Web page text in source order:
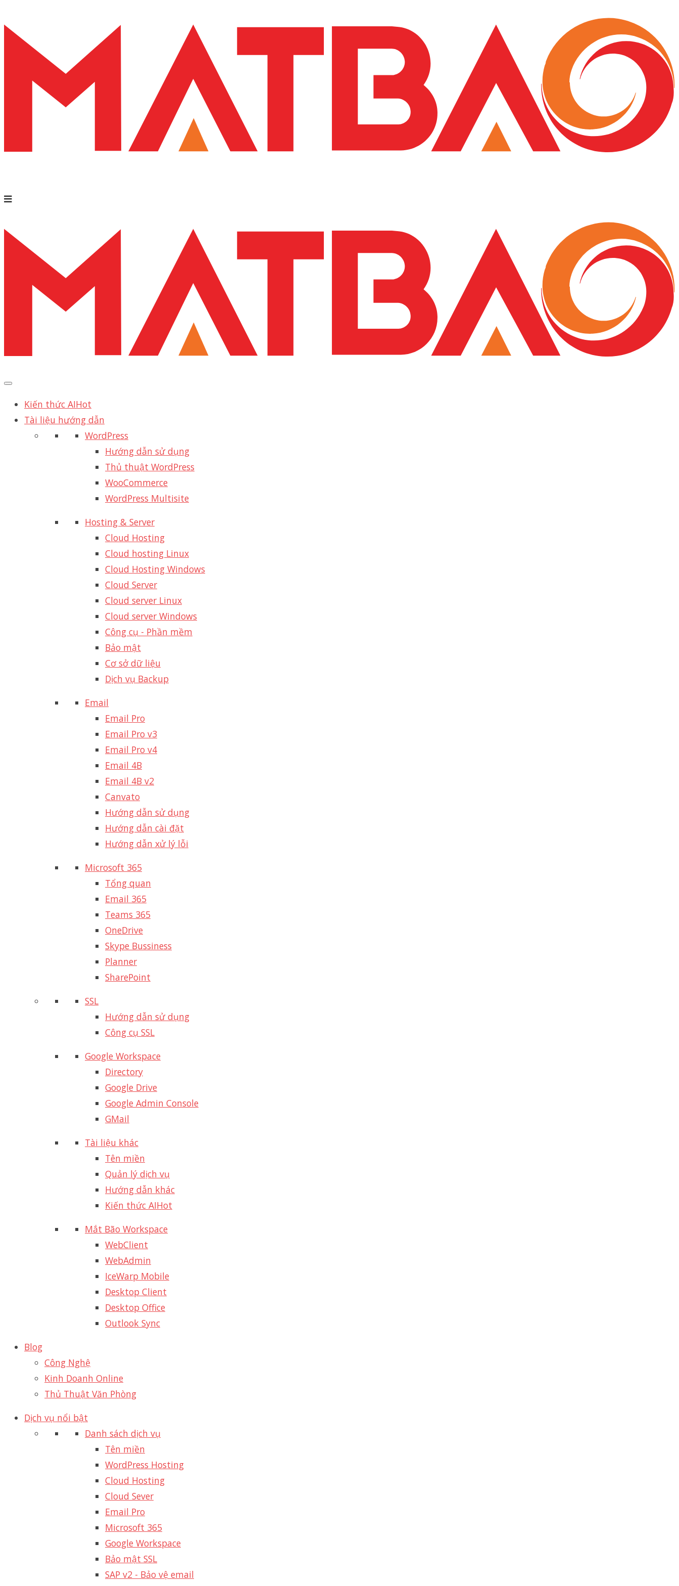
Kiến thức AIHot
Tài liệu hướng dẫn
WordPress
Hướng dẫn sử dụng
Thủ thuật WordPress
WooCommerce
WordPress Multisite
Hosting & Server
Cloud Hosting
Cloud hosting Linux
Cloud Hosting Windows
Cloud Server
Cloud server Linux
Cloud server Windows
Công cụ - Phần mềm
Bảo mật
Cơ sở dữ liệu
Dịch vụ Backup
Email
Email Pro
Email Pro v3
Email Pro v4
Email 4B
Email 4B v2
Canvato
Hướng dẫn sử dụng
Hướng dẫn cài đặt
Hướng dẫn xử lý lỗi
Microsoft 365
Tổng quan
Email 365
Teams 365
OneDrive
Skype Bussiness
Planner
SharePoint
SSL
Hướng dẫn sử dụng
Công cụ SSL
Google Workspace
Directory
Google Drive
Google Admin Console
GMail
Tài liệu khác
Tên miền
Quản lý dịch vụ
Hướng dẫn khác
Kiến thức AIHot
Mắt Bão Workspace
WebClient
WebAdmin
IceWarp Mobile
Desktop Client
Desktop Office
Outlook Sync
Blog
Công Nghệ
Kinh Doanh Online
Thủ Thuật Văn Phòng
Dịch vụ nổi bật
Danh sách dịch vụ
Tên miền
WordPress Hosting
Cloud Hosting
Cloud Sever
Email Pro
Microsoft 365
Google Workspace
Bảo mật SSL
SAP v2 - Bảo vệ email​